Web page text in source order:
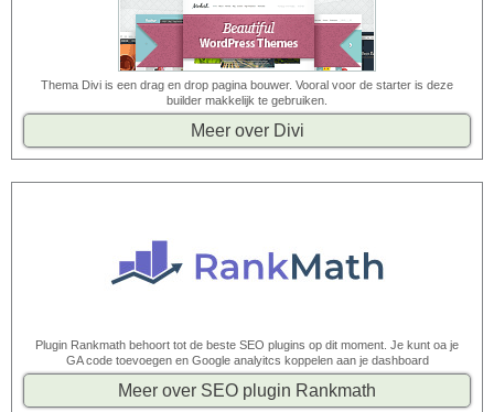
Thema Divi is een drag en drop pagina bouwer. Vooral voor de starter is deze
builder makkelijk te gebruiken.
Meer over Divi
Plugin Rankmath behoort tot de beste SEO plugins op dit moment. Je kunt oa je
GA code toevoegen en Google analyitcs koppelen aan je dashboard
Meer over SEO plugin Rankmath